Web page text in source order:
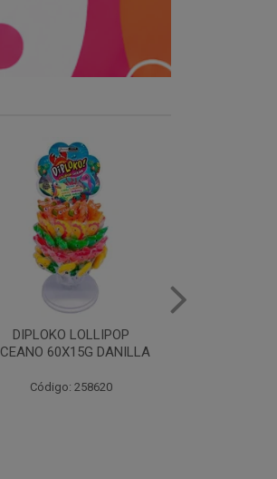
DIPLOKO LOLLIPOP ARCO
POP 60X15G DANILLA
Código: 258621